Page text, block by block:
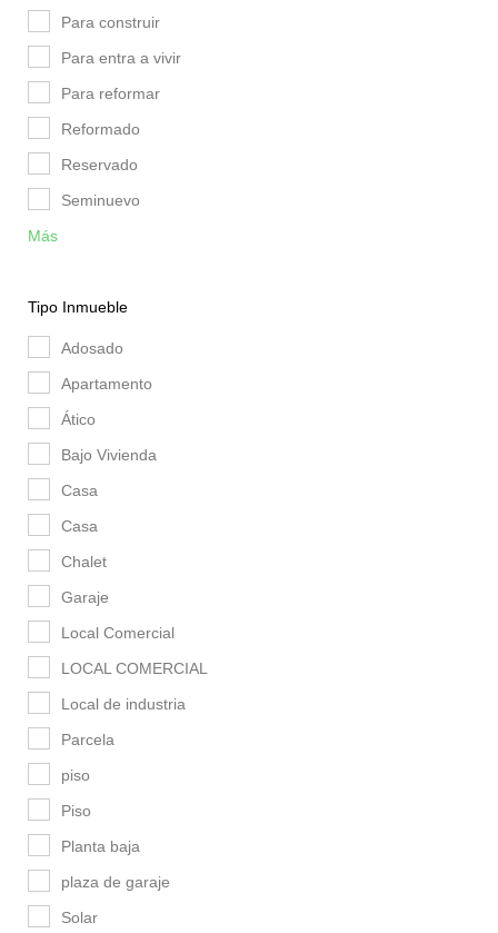
Para construir
Para entra a vivir
Para reformar
Reformado
Reservado
Seminuevo
Más
Tipo Inmueble
Adosado
Apartamento
Ático
Bajo Vivienda
Casa
Casa
Chalet
Garaje
Local Comercial
LOCAL COMERCIAL
Local de industria
Parcela
piso
Piso
Planta baja
plaza de garaje
Solar